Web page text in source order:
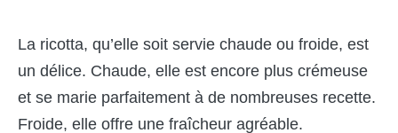
La ricotta, qu’elle soit servie chaude ou froide, est
un délice. Chaude, elle est encore plus crémeuse
et se marie parfaitement à de nombreuses recette.
Froide, elle offre une fraîcheur agréable.